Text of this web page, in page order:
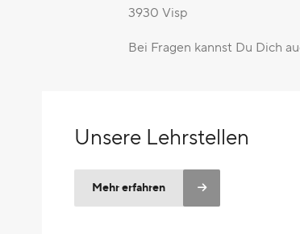
3930 Visp
Bei Fragen kannst Du Dich
Unsere Lehrstellen
Mehr erfahren